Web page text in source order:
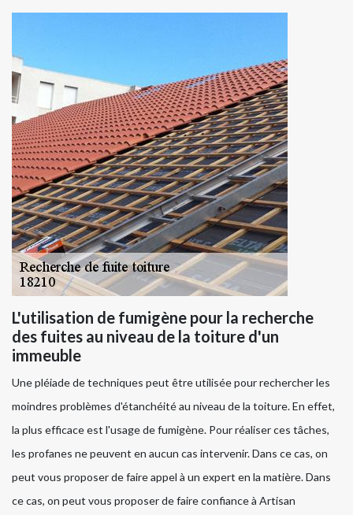
L'utilisation de fumigène pour la recherche
des fuites au niveau de la toiture d'un
immeuble
Une pléiade de techniques peut être utilisée pour rechercher les
moindres problèmes d'étanchéité au niveau de la toiture. En effet,
la plus efficace est l'usage de fumigène. Pour réaliser ces tâches,
les profanes ne peuvent en aucun cas intervenir. Dans ce cas, on
peut vous proposer de faire appel à un expert en la matière. Dans
ce cas, on peut vous proposer de faire confiance à Artisan